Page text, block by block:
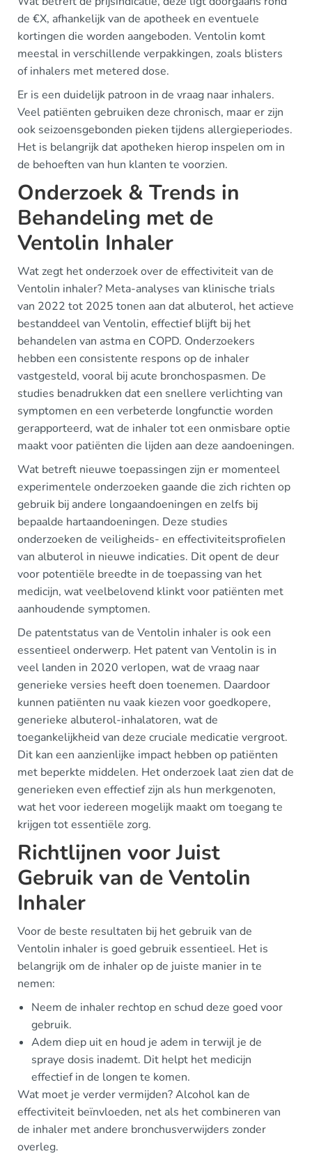
de €X, afhankelijk van de apotheek en eventuele
kortingen die worden aangeboden. Ventolin komt
meestal in verschillende verpakkingen, zoals blisters
of inhalers met metered dose.
Er is een duidelijk patroon in de vraag naar inhalers.
Veel patiënten gebruiken deze chronisch, maar er zijn
ook seizoensgebonden pieken tijdens allergieperiodes.
Het is belangrijk dat apotheken hierop inspelen om in
de behoeften van hun klanten te voorzien.
Onderzoek & Trends in
Behandeling met de
Ventolin Inhaler
Wat zegt het onderzoek over de effectiviteit van de
Ventolin inhaler? Meta-analyses van klinische trials
van 2022 tot 2025 tonen aan dat albuterol, het actieve
bestanddeel van Ventolin, effectief blijft bij het
behandelen van astma en COPD. Onderzoekers
hebben een consistente respons op de inhaler
vastgesteld, vooral bij acute bronchospasmen. De
studies benadrukken dat een snellere verlichting van
symptomen en een verbeterde longfunctie worden
gerapporteerd, wat de inhaler tot een onmisbare optie
maakt voor patiënten die lijden aan deze aandoeningen.
Wat betreft nieuwe toepassingen zijn er momenteel
experimentele onderzoeken gaande die zich richten op
gebruik bij andere longaandoeningen en zelfs bij
bepaalde hartaandoeningen. Deze studies
onderzoeken de veiligheids- en effectiviteitsprofielen
van albuterol in nieuwe indicaties. Dit opent de deur
voor potentiële breedte in de toepassing van het
medicijn, wat veelbelovend klinkt voor patiënten met
aanhoudende symptomen.
De patentstatus van de Ventolin inhaler is ook een
essentieel onderwerp. Het patent van Ventolin is in
veel landen in 2020 verlopen, wat de vraag naar
generieke versies heeft doen toenemen. Daardoor
kunnen patiënten nu vaak kiezen voor goedkopere,
generieke albuterol-inhalatoren, wat de
toegankelijkheid van deze cruciale medicatie vergroot.
Dit kan een aanzienlijke impact hebben op patiënten
met beperkte middelen. Het onderzoek laat zien dat de
generieken even effectief zijn als hun merkgenoten,
wat het voor iedereen mogelijk maakt om toegang te
krijgen tot essentiële zorg.
Richtlijnen voor Juist
Gebruik van de Ventolin
Inhaler
Voor de beste resultaten bij het gebruik van de
Ventolin inhaler is goed gebruik essentieel. Het is
belangrijk om de inhaler op de juiste manier in te
nemen:
Neem de inhaler rechtop en schud deze goed voor
gebruik.
Adem diep uit en houd je adem in terwijl je de
spraye dosis inademt. Dit helpt het medicijn
effectief in de longen te komen.
Wat moet je verder vermijden? Alcohol kan de
effectiviteit beïnvloeden, net als het combineren van
de inhaler met andere bronchusverwijders zonder
overleg.